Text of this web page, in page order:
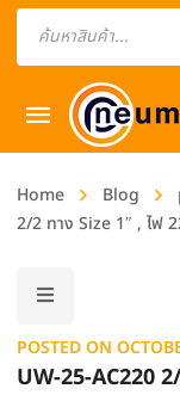
Products
search
Home Blog
2/2 ทาง Size 1″ , ไฟ
POSTED ON
UW-25-AC220